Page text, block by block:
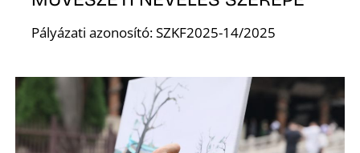
Pályázati azonosító: SZKF2025-14/2025